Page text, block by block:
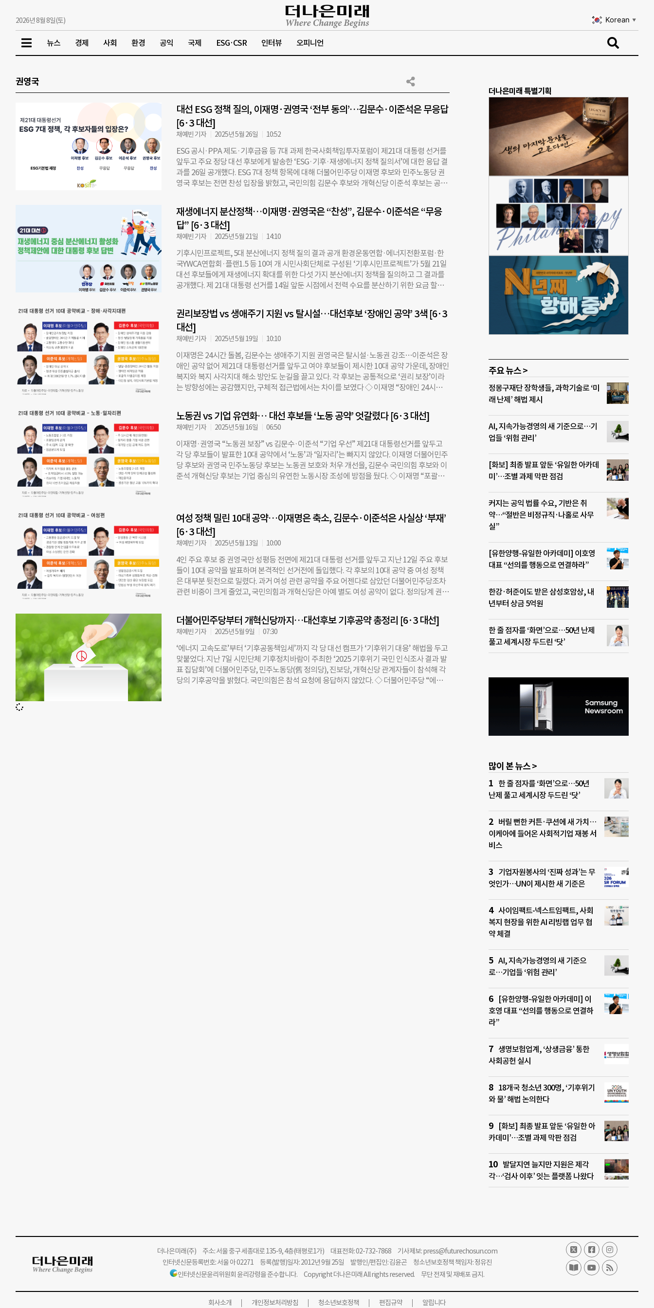
2026년 8월 8일(토) Korean ▼
뉴스 경제 사회 환경 공익 국제 ESG·CSR 인터뷰 오피니언
권영국
대선 ESG 정책 질의, 이재명·권영국 ‘전부 동의’…김문수·이준석은 무응답
[6·3 대선]
채예빈 기자 2025년 5월 26일 10:52
ESG 공시·PPA 제도·기후금융 등 7대 과제 한국사회책임투자포럼이 제21대 대통령 선거를
앞두고 주요 정당 대선 후보에게 발송한 ‘ESG·기후·재생에너지 정책 질의서’에 대한 응답 결
과를 26일 공개했다. ESG 7대 정책 항목에 대해 더불어민주당 이재명 후보와 민주노동당 권
영국 후보는 전면 찬성 입장을 밝혔고, 국민의힘 김문수 후보와 개혁신당 이준석 후보는 공식
화 ▲스튜어드십 코드 개정 ▲금융기관의 기후리스크 평가 반영 ▲공적금융의 넷제로 전환
계획 ▲녹색금융공사 설립 ▲재생에너지 조달을 위한 PPA 전용 계획입지 제도 등 7가지 과
제를 중심으로 진행됐다. ◇ 이재명 “자산 2조원 상장기업부터 공시” vs 권영국 “비상장 포함
해 2027년 시행” 최근 국제 자본시장에서 기후변화를 포함한 기업의 ESG 정보에 대한 투자
자의 요구가 빠르게 늘어나면서, 지속가능성 공시 의무화가 핵심 정책 과제로 떠오르고 있다.
그러나 한국은 아직 관련 기준이나 법제도가 마련되어 있지 않아, 기업들이 자율적으로 정보
를 공개하는 데 그치고 있다. 이로 인해 정보의 신뢰성과 비교 가능성을 확보하기 어렵다는 비
판이 꾸준히 제기되고 있다. 이를 해소할 자본시장법 개정과 공시 로드맵 제시에 대해 이재명
후보와 권영국 후보가 모두 찬성했다. 이재명 후보는 자산 2조 원 이상 상장기업부터 단계적
니라 비상장 대기업까지 포함하는 방안을 제시했다. 김문수·이준석 후보는 해당 질문에 응답
하지 않았으며, 국민의힘은 지난해 22대 총선 질의 답변에서 “ESG 공시기준 발표 이후 관계
자 의견을 수렴해
재생에너지 분산정책…이재명·권영국은 “찬성”, 김문수·이준석은 “무응
답” [6·3 대선]
채예빈 기자 2025년 5월 21일 14:10
기후시민프로젝트, 5대 분산에너지 정책 질의 결과 공개 환경운동연합·에너지전환포럼·한
국YWCA연합회·플랜1.5 등 10여 개 시민사회단체로 구성된 ‘기후시민프로젝트’가 5월 21일
대선 후보들에게 재생에너지 확대를 위한 다섯 가지 분산에너지 정책을 질의하고 그 결과를
공개했다. 제 21대 대통령 선거를 14일 앞둔 시점에서 전력 수요를 분산하기 위한 요금 할인
립, 2030년 재생에너지 목표 상향(현재 21.6%에서 30%로) 및 기후재정 GDP 2% 확보, 그리
고 전문성과 투명성을 갖춘 독립규제기관 신설 등 다섯 개 과제를 제안했다. 더불어민주당 이
재명 후보와 민주노동당 권영국 후보만이 이들 정책에 모두 찬성 의사를 밝혔고, 국민의힘 김
문수 후보와 개혁신당 이준석 후보는 정책 질의에 답변하지 않았다. 이재명 후보 측은 그간 공
약으로 제시해온 ‘에너지고속도로 프로젝트’에 전력 수요 분산 인센티브 제공과 강화 방안을
포함시켰음을 강조하며 정책 전반에 긍정적인 입장을 보였다. 다만 지역별 태양광 보급 잠재
력 차이를 고려해야 한다며 할당제 도입은 ‘검토 수준’으로 답했고, 송전탑 건설 갈등 해소를
위해 분산형 전원을 확대하고 재생에너지 우선 접속 원칙을 확립해야 한다는 데 동의한다고
밝혔다. 독립규제기관 신설과 관련해서는 “현재도 계통 운영과 요금체계를 독립기관이 담당
에너지 목표와 기후재정 부문에서 가장 높은 수준의 의지를 드러냈다. 그는 “2035년까지 재
생에너지 비중을 60%로 끌어올리고, 재생에너지 지원을 위한 기후재정을 GDP의 4%까지
권리보장법 vs 생애주기 지원 vs 탈시설…대선후보 ‘장애인 공약’ 3색 [6·3
대선]
채예빈 기자 2025년 5월 19일 10:10
이재명은 24시간 돌봄, 김문수는 생애주기 지원 권영국은 탈시설·노동권 강조…이준석은 장
애인 공약 없어 제21대 대통령선거를 앞두고 여야 후보들이 제시한 10대 공약 가운데, 장애인
복지와 복지 사각지대 해소 방안도 눈길을 끌고 있다. 각 후보는 공통적으로 ‘권리 보장’이라
는 방향성에는 공감했지만, 구체적 접근법에서는 차이를 보였다 ◇ 이재명 “장애인 24시간
법’ 제정을 약속했다. 유엔 장애인권리협약을 근거로 차별을 금지하고, 서비스 접근성과 자립
을 보장하는 내용을 법제화하겠다는 취지다. 2014년과 2022년 유엔은 한국의 의료 중심 장
애 정책이 장애인의 사회 통합을 저해하고 적절한 서비스 접근을 어렵게 만든다고 지적한 바
있다. 이 후보는 특히 발달장애인을 위한 지역 맞춤형 24시간 돌봄 체계 구축을 공약으로 내
세웠다. 교통약자를 위한 수단 확대, 노인·장애인의 재산 관리 지원을 위한 공공신탁제도 도
입도 함께 제시했다. 복지 사각지대에 놓일 수 있는 국가유공자에 대해서도 언급했다. 저소득
보훈 대상자에 대한 지원 체계를 강화하고, 보훈의료 분야에서 사각지대가 없도록 하겠다는
대, 장애인 원스톱 생활지원센터 설치도 추진한다. 또한 장애인 공제를 상향해 중산층 비율을
확대하겠다고 밝혔다. 현재 소득세법상 장애인은 1인당 200만 원의 소득공제를 받을 수 있는
데, 이를 300만 원으로 높이겠다는
노동권 vs 기업 유연화… 대선 후보들 ‘노동 공약’ 엇갈렸다 [6·3 대선]
채예빈 기자 2025년 5월 16일 06:50
이재명·권영국 “노동권 보장” vs 김문수·이준석 “기업 우선” 제21대 대통령선거를 앞두고
각 당 후보들이 발표한 10대 공약에서 ‘노동’과 ‘일자리’는 빠지지 않았다. 이재명 더불어민주
당 후보와 권영국 민주노동당 후보는 노동권 보호와 처우 개선을, 김문수 국민의힘 후보와 이
준석 개혁신당 후보는 기업 중심의 유연한 노동시장 조성에 방점을 뒀다. ◇ 이재명 “포괄임
법안은 2015년 처음 발의됐고, 국회를 통과했지만 윤석열 전 대통령의 재의요구로 무산됐다.
또한 포괄임금제 금지, 주 4.5일제 도입, 동일노동 동일임금 실현 등이 포함됐다. 2030년까지
한국의 연간 노동시간을 OECD 평균 이하로 줄이겠다는 목표도 제시했다. 현재 한국의 연간
도의 일자리 확대 공약은 10대 공약에 포함되지 않았다. ◇ 김문수 “일자리 창출 기업에 세금
감면” 김문수 후보는 노동권 보호보다는 일자리 창출과 기업 환경 개선에 초점을 맞췄다. 정
책 1순위로 ‘자유 주도 성장, 기업하기 좋은 나라’를 제시하며, 일자리 창출 우수 기업에는 세
금·부담금 감면 등의 인센티브를 제공하겠다고 밝혔다. 노동시간과 관련해서는 주52시간제
거 고용노동부 장관 재직 시절, 반도체 연구개발 직종의 특별연장근로 기간을 기존 3개월에
서 6개월로
여성 정책 밀린 10대 공약…이재명은 축소, 김문수·이준석은 사실상 ‘부재’
[6·3 대선]
채예빈 기자 2025년 5월 13일 10:00
4인 주요 후보 중 권영국만 성평등 전면에 제21대 대통령 선거를 앞두고 지난 12일 주요 후보
들이 10대 공약을 발표하며 본격적인 선거전에 돌입했다. 각 후보의 10대 공약 중 여성 정책
은 대부분 뒷전으로 밀렸다. 과거 여성 관련 공약을 주요 어젠다로 삼았던 더불어민주당조차
관련 비중이 크게 줄었고, 국민의힘과 개혁신당은 아예 별도 여성 공약이 없다. 정의당계 권영
일부 정책에 포함 이재명 더불어민주당 후보는 10대 공약에서 여성만을 위한 별도 항목을 두
지 않았다. 여성 관련 내용은 일부 노동·소상공인 정책에 한정돼 포함됐다. 노동 공약에서는
‘일하는 여성이 일하기 좋은 사회’를 내걸고, 고용평등 임금공시제 도입과 공공기관 성별평등
지표 확대를 제시했다. 소상공인 정책에는 경찰청과 연계한 안심콜 시스템을 도입해 여성 자
영업자의 안전을 강화하겠다는 방안이 포함됐다. 피해자의 다수가 여성인 교제폭력에 대한
대책도 범죄 공약의 일부로 등장했다. 교제폭력 처벌 강화와 피해자 보호명령제 도입을 약속
했다. 하지만 이는 지난 20대 대선 당시 ‘여성 안심 평등사회’를 3대 공약으로 내세웠던 것과
더불어민주당부터 개혁신당까지…대선후보 기후공약 총정리 [6·3 대선]
채예빈 기자 2025년 5월 9일 07:30
‘에너지 고속도로’부터 ‘기후공동책임세’까지 각 당 대선 캠프가 ‘기후위기 대응’ 해법을 두고
맞붙었다. 지난 7일 시민단체 기후정치바람이 주최한 ‘2025 기후위기 국민 인식조사 결과 발
표 집담회’에 더불어민주당, 민주노동당(舊 정의당), 진보당, 개혁신당 관계자들이 참석해 각
당의 기후공약을 밝혔다. 국민의힘은 참석 요청에 응답하지 않았다. ◇ 더불어민주당 “에너
더나은미래 특별기획
주요 뉴스 >
정몽구재단 장학생들, 과학기술로 ‘미
래 난제’ 해법 제시
AI, 지속가능경영의 새 기준으로…기
업들 ‘위험 관리’
[화보] 최종 발표 앞둔 ‘유일한 아카데
미’…조별 과제 막판 점검
커지는 공익 법률 수요, 기반은 취
약…“절반은 비정규직·나홀로 사무
실”
[유한양행-유일한 아카데미] 이호영
대표 “선의를 행동으로 연결하라”
한강·허준이도 받은 삼성호암상, 내
년부터 상금 5억원
한 줄 점자를 ‘화면’으로…50년 난제
풀고 세계시장 두드린 ‘닷’
많이 본 뉴스 >
한 줄 점자를 ‘화면’으로…50년
난제 풀고 세계시장 두드린 ‘닷’
버릴 뻔한 커튼·쿠션에 새 가치…
이케아에 들어온 사회적기업 재봉 서
비스
기업자원봉사의 ‘진짜 성과’는 무
엇인가…UN이 제시한 새 기준은
사이임팩트-넥스트임팩트, 사회
복지 현장을 위한 AI 리빙랩 업무 협
약 체결
AI, 지속가능경영의 새 기준으
로…기업들 ‘위험 관리’
[유한양행-유일한 아카데미] 이
호영 대표 “선의를 행동으로 연결하
라”
생명보험업계, ‘상생금융’ 통한
사회공헌 실시
18개국 청소년 300명, ‘기후위기
와 물’ 해법 논의한다
[화보] 최종 발표 앞둔 ‘유일한 아
카데미’…조별 과제 막판 점검
발달지연 늘지만 지원은 제각
각…‘검사 이후’ 잇는 플랫폼 나왔다
더나은미래(주)주소: 서울 중구 세종대로 135-9, 4층(태평로1가) 대표전화: 02-732-7868 기사제보:press@futurechosun.com
인터넷신문등록번호: 서울 아 02271 등록(발행)일자: 2012년 9월 25일 발행인/편집인: 김윤곤 청소년보호정책 책임자: 정유진
인터넷신문윤리위원회 윤리강령을 준수합니다. Copyright 더나은미래 All rights reserved. 무단 전재 및 재배포 금지.
회사소개 개인정보처리방침 청소년보호정책 편집규약 알립니다